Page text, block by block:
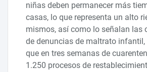
niñas deben permanecer más
casas, lo que representa un alto
mismos, así como lo señalan las
de denuncias de maltrato infantil,
que en tres semanas de
1.250 procesos de